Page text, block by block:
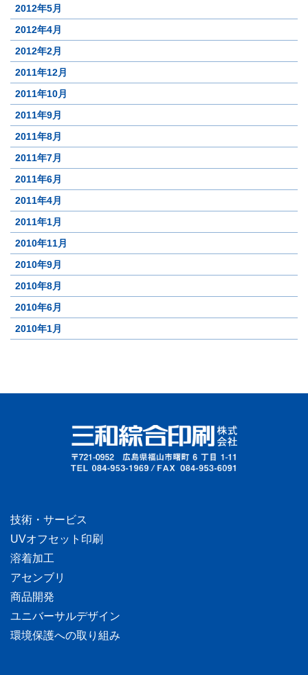
2012年5月
2012年4月
2012年2月
2011年12月
2011年10月
2011年9月
2011年8月
2011年7月
2011年6月
2011年4月
2011年1月
2010年11月
2010年9月
2010年8月
2010年6月
2010年1月
技術・サービス
UVオフセット印刷
溶着加工
アセンブリ
商品開発
ユニバーサルデザイン
環境保護への取り組み